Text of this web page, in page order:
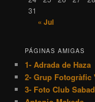
31
« Jul
PÁGINAS AMIGAS
1- Adrada de Haza
2- Grup Fotogràfic
3- Foto Club